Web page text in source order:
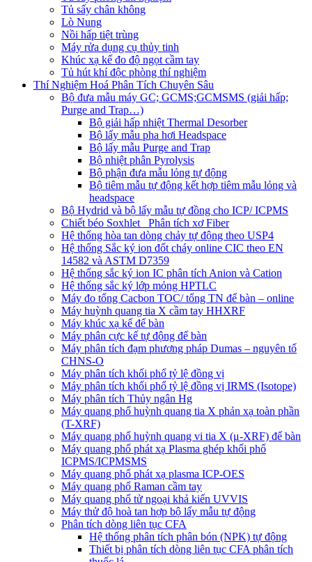
Tủ sấy chân không
Lò Nung
Nồi hấp tiệt trùng
Máy rửa dụng cụ thủy tinh
Khúc xạ kế đo độ ngọt cầm tay
Tủ hút khí độc phòng thí nghiệm
Thí Nghiệm Hoá Phân Tích Chuyên Sâu
Bộ đưa mẫu máy GC; GCMS;GCMSMS (giải hấp;
Purge and Trap…)
Bộ giải hấp nhiệt Thermal Desorber
Bộ lấy mẫu pha hơi Headspace
Bộ lấy mẫu Purge and Trap
Bộ nhiệt phân Pyrolysis
Bộ phận đưa mẫu lỏng tự động
Bộ tiêm mẫu tự động kết hợp tiêm mẫu lỏng và
headspace
Bộ Hydrid và bộ lấy mẫu tự đồng cho ICP/ ICPMS
Chiết béo Soxhlet_ Phân tích xơ Fiber
Hệ thống hòa tan dòng chảy tự động theo USP4
Hệ thống Sắc ký ion đốt cháy online CIC theo EN
14582 và ASTM D7359
Hệ thống sắc ký ion IC phân tích Anion và Cation
Hệ thống sắc ký lớp mỏng HPTLC
Máy đo tổng Cacbon TOC/ tổng TN để bàn – online
Máy huỳnh quang tia X cầm tay HHXRF
Máy khúc xạ kế để bàn
Máy phân cực kế tự động để bàn
Máy phân tích đạm phương pháp Dumas – nguyên tố
CHNS-O
Máy phân tích khối phổ tỷ lệ đồng vị
Máy phân tích khối phổ tỷ lệ đồng vị IRMS (Isotope)
Máy phân tích Thủy ngân Hg
Máy quang phổ huỳnh quang tia X phản xạ toàn phần
(T-XRF)
Máy quang phổ huỳnh quang vi tia X (μ-XRF) để bàn
Máy quang phổ phát xạ Plasma ghép khối phổ
ICPMS/ICPMSMS
Máy quang phổ phát xạ plasma ICP-OES
Máy quang phổ Raman cầm tay
Máy quang phổ tử ngoại khả kiến UVVIS
Máy thử độ hoà tan hợp bộ lấy mẫu tự động
Phân tích dòng liên tục CFA
Hệ thống phân tích phân bón (NPK) tự động
Thiết bị phân tích dòng liên tục CFA phân tích